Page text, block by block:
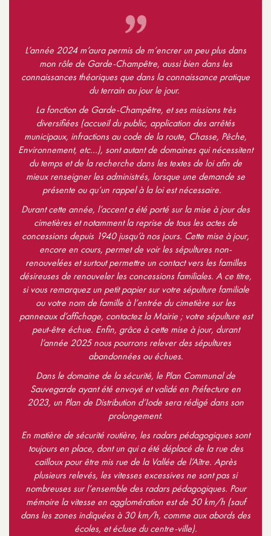
L’année 2024 m’aura permis de m’encrer un peu plus dans
mon rôle de Garde-Champêtre, aussi bien dans les
connaissances théoriques que dans la connaissance pratique
du terrain au jour le jour.
La fonction de Garde-Champêtre, et ses missions très
diversifiées (accueil du public, application des arrêtés
municipaux, infractions au code de la route, Chasse, Pêche,
Environnement, etc…), sont autant de domaines qui nécessitent
du temps et de la recherche dans les textes de loi afin de
mieux renseigner les administrés, lorsque une demande se
présente ou qu’un rappel à la loi est nécessaire.
Durant cette année, l’accent a été porté sur la mise à jour des
cimetières et notamment la reprise de tous les actes de
concessions depuis 1940 jusqu’à nos jours. Cette mise à jour,
encore en cours, permet de voir les sépultures non-
renouvelées et surtout permettre un contact vers les familles
désireuses de renouveler les concessions familiales. A ce titre,
si vous remarquez un petit papier sur votre sépulture familiale
ou votre nom de famille à l’entrée du cimetière sur les
panneaux d’affichage, contactez la Mairie ; votre sépulture est
peut-être échue. Enfin, grâce à cette mise à jour, durant
l’année 2025 nous pourrons relever des sépultures
abandonnées ou échues.
Dans le domaine de la sécurité, le Plan Communal de
Sauvegarde ayant été envoyé et validé en Préfecture en
2023, un Plan de Distribution d’Iode sera rédigé dans son
prolongement.
En matière de sécurité routière, les radars pédagogiques sont
toujours en place, dont un qui a été déplacé de la rue des
cailloux pour être mis rue de la Vallée de l’Aître. Après
plusieurs relevés, les vitesses excessives ne sont pas si
nombreuses sur l’ensemble des radars pédagogiques. Pour
mémoire la vitesse en agglomération est de 50 km/h (sauf
dans les zones indiquées à 30 km/h, comme aux abords des
écoles, et écluse du centre-ville).